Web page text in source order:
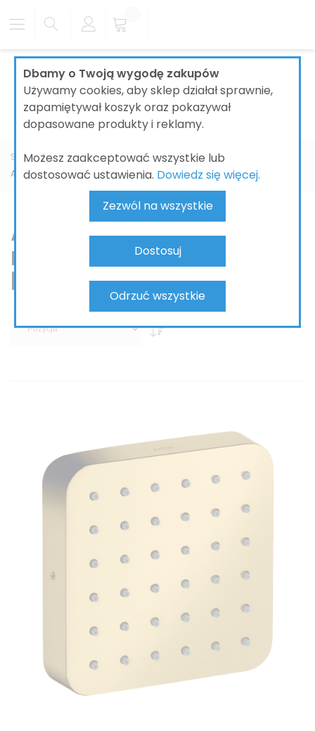
Dbamy o Twoją wygodę zakupów
Używamy cookies, aby sklep działał sprawnie,
zapamiętywał koszyk oraz pokazywał
dopasowane produkty i reklamy.
Możesz zaakceptować wszystkie lub
dostosować ustawienia. Dowiedz się więcej.
Zezwól na wszystkie
Dostosuj
Odrzuć wszystkie
Strona główna ŁAZIENKI BATERIE ŁAZIENKOWE
AXOR Citterio E
AXOR Citterio E –
miękki minimalizm,
komfort i precyzja